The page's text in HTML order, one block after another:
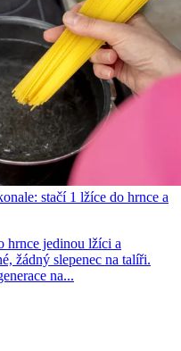
stačí 1 lžíce do hrnce a
hrnce jedinou lžíci a
žádný slepenec na talíři.
na...